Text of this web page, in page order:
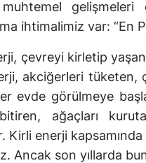
gelişmeleri
ihtimalimiz var: “En
çevreyi kirletip
akciğerleri tüketen,
evde görülmeye
bitiren, ağaçları
Kirli enerji
Ancak son yıllarda